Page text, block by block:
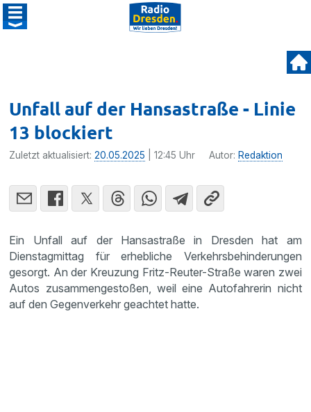
Unfall auf der Hansastraße - Linie
13 blockiert
Zuletzt aktualisiert:20.05.2025 | 12:45 Uhr Autor: Redaktion
Ein Unfall auf der Hansastraße in Dresden hat am
Dienstagmittag für erhebliche Verkehrsbehinderungen
gesorgt. An der Kreuzung Fritz-Reuter-Straße waren zwei
Autos zusammengestoßen, weil eine Autofahrerin nicht
auf den Gegenverkehr geachtet hatte.